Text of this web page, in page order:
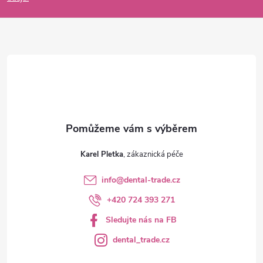
a
Karel Pletka
info@dental-trade.cz
+420 724 393 271
Sledujte nás na FB
dental_trade.cz